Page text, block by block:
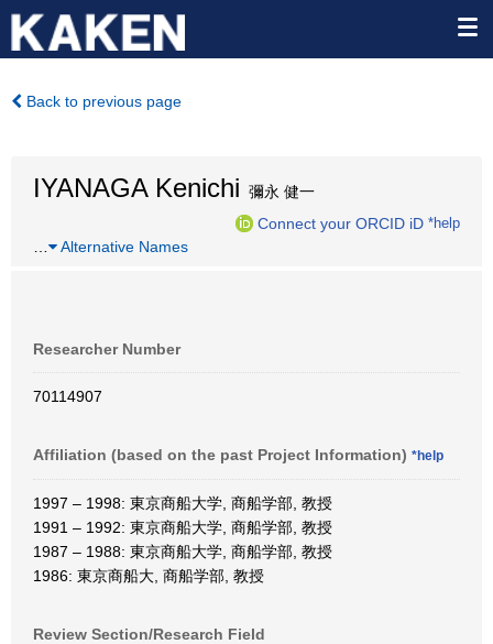
Back to previous page
IYANAGA Kenichi 彌永 健一
Connect your ORCID iD *help
Alternative Names
Researcher Number
70114907
Affiliation (based on the past Project Information) *help
1997 – 1998: 東京商船大学, 商船学部, 教授
1991 – 1992: 東京商船大学, 商船学部, 教授
1987 – 1988: 東京商船大学, 商船学部, 教授
1986: 東京商船大, 商船学部, 教授
Review Section/Research Field